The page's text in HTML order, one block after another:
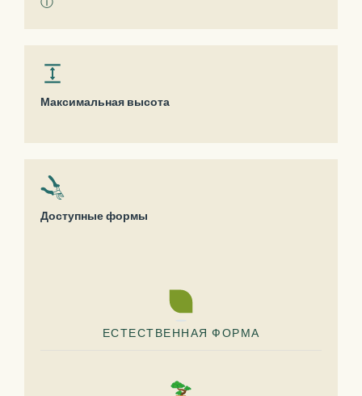
Максимальная высота
Доступные формы
ЕСТЕСТВЕННАЯ ФОРМА